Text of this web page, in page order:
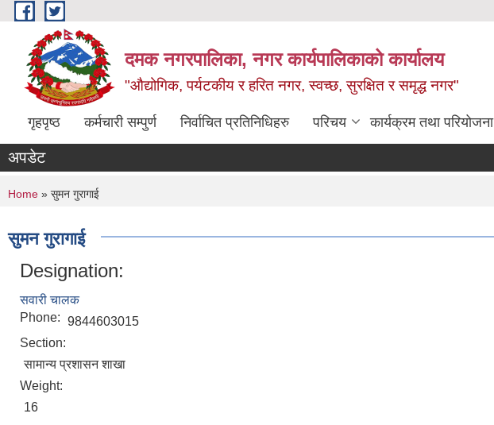
Skip to main content
दमक नगरपालिका, नगर कार्यपालिकाको कार्यालय
"औद्योगिक, पर्यटकीय र हरित नगर, स्वच्छ, सुरक्षित र समृद्ध नगर"
गृहपृष्ठ कर्मचारी सम्पुर्ण निर्वाचित प्रतिनिधिहरु परिचय कार्यक्रम तथा परियोजना
अपडेट
You are here
Home » सुमन गुरागाई
सुमन गुरागाई
Designation:
सवारी चालक
Phone: 9844603015
Section:
सामान्य प्रशासन शाखा
Weight:
16